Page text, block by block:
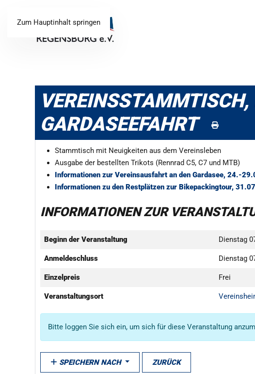
Zum Hauptinhalt springen
GARDASEEFAHRT
Stammtisch mit Neuigkeiten aus dem Vereinsleben
Ausgabe der bestellten Trikots (Rennrad C5, C7 und MTB)
Informationen zur Vereinsausfahrt an den Gardasee, 24.-
Informationen zu den Restplätzen zur Bikepackingtour,
INFORMATIONEN ZUR
Beginn der Veranstaltung Dienstag
Anmeldeschluss Dienstag
Einzelpreis Frei
Veranstaltungsort
Bitte loggen Sie sich ein, um sich für diese Veranstaltung
SPEICHERN NACH ZURÜCK